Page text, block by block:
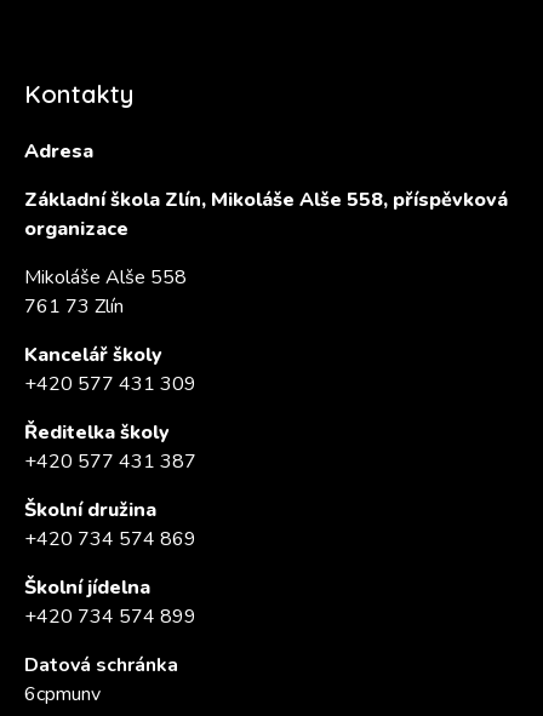
Kontakty
Adresa
Základní škola Zlín, Mikoláše Alše 558, příspěvková
organizace
Mikoláše Alše 558
761 73 Zlín
Kancelář školy
+420 577 431 309
Ředitelka školy
+420 577 431 387
Školní družina
+420 734 574 869
Školní jídelna
+420 734 574 899
Datová schránka
6cpmunv